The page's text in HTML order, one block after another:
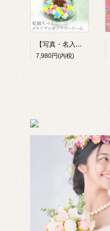
【写真・名入れ】ペット供養フラワードーム オーダーメイド 遺影 虹の橋 犬 猫 うさぎ Lulu＊s 2905
7,980円(内税)